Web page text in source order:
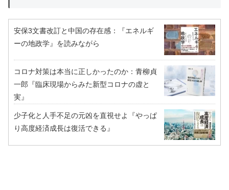
安保3文書改訂と中国の存在感：『エネルギ
ーの地政学』を読みながら
コロナ対策は本当に正しかったのか：青柳貞
一郎『臨床現場からみた新型コロナの虚と
実』
少子化と人手不足の元凶を直視せよ『やっぱ
り高度経済成長は復活できる』